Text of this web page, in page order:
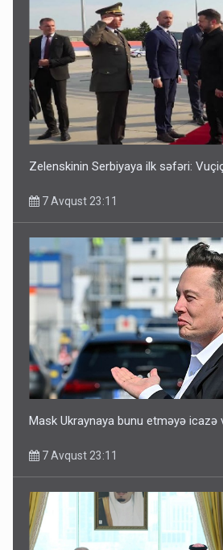
Media və Yayım Şurasına əlavə
7 Avqust 13:24
Zelenskinin Serbiyaya ilk səfəri:
7 Avqust 23:11
Mask Ukraynaya bunu etməyə icazə
7 Avqust 23:11